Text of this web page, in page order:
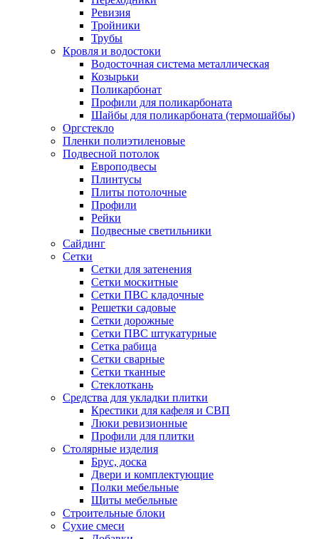
Ревизия
Тройники
Трубы
Кровля и водостоки
Водосточная система металлическая
Козырьки
Поликарбонат
Профили для поликарбоната
Шайбы для поликарбоната (термошайбы)
Оргстекло
Пленки полиэтиленовые
Подвесной потолок
Европодвесы
Плинтусы
Плиты потолочные
Профили
Рейки
Подвесные светильники
Сайдинг
Сетки
Сетки для затенения
Сетки москитные
Сетки ПВС кладочные
Решетки садовые
Сетки дорожные
Сетки ПВС штукатурные
Сетка рабица
Сетки сварные
Сетки тканные
Стеклоткань
Средства для укладки плитки
Крестики для кафеля и СВП
Люки ревизионные
Профили для плитки
Столярные изделия
Брус, доска
Двери и комплектующие
Полки мебельные
Щиты мебельные
Строительные блоки
Сухие смеси